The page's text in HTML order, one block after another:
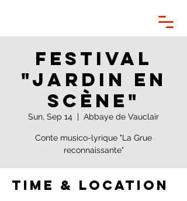
Festival
"Jardin en
Scène"
Sun, Sep 14
  |
Abbaye de Vauclair
Conte musico-lyrique "La Grue
reconnaissante"
Time & Location